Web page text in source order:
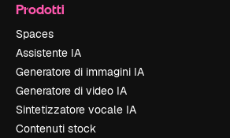
Prodotti
Spaces
Assistente IA
Generatore di immagini IA
Generatore di video IA
Sintetizzatore vocale IA
Contenuti stock